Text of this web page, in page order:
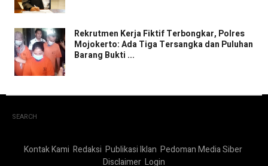
Rekrutmen Kerja Fiktif Terbongkar, Polres
Mojokerto: Ada Tiga Tersangka dan Puluhan
Barang Bukti ...
SEARCH
Kontak Kami Redaksi Publikasi Iklan Pedoman Media Siber
Disclaimer Login